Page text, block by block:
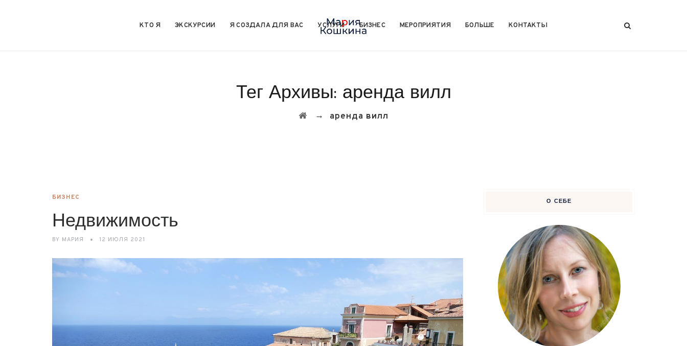
КТО Я ЭКСКУРСИИ Я СОЗДАЛА ДЛЯ ВАС УСЛУГИ БИЗНЕС МЕРОПРИЯТИЯ БОЛЬШЕ КОНТАКТЫ
Тег Архивы: аренда вилл
→ аренда вилл
БИЗНЕС
Недвижимость
BY МАРИЯ 12 ИЮЛЯ 2021
О СЕБЕ